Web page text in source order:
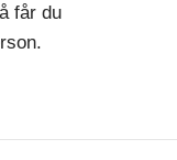
får du